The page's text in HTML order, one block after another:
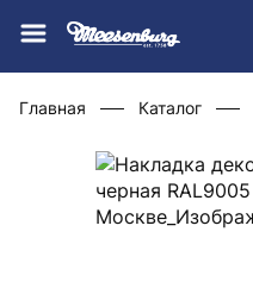
Главная Каталог